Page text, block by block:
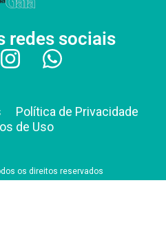
redes sociais
Política de Privacidade
de Uso
os direitos reservados